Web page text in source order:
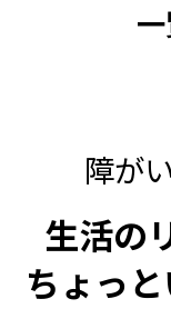
障が
生活の
ちょっ